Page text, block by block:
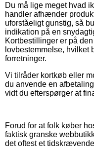
Du må lige meget hvad
handler afhænder
uforståeligt gunstig, så
indikation på en
Kortbestillinger er på
lovbestemmelse, hvilket
forretninger.
Vi tilråder kortkøb eller
du anvende en
vidt du efterspørger at
Forud for at folk køber
faktisk granske
det oftest et